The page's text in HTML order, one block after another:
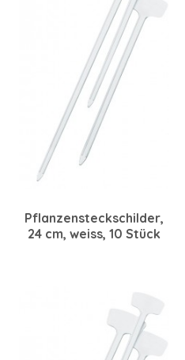
Pflanzensteckschilder,
24 cm, weiss, 10 Stück